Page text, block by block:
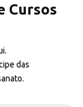
Cursos
das